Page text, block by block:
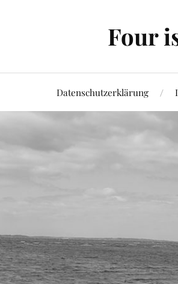
Four
Datenschutzerklärung